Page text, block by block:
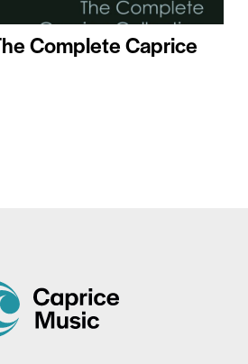
Complete Caprice